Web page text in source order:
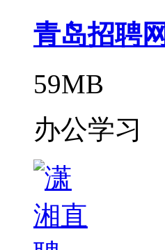
青岛招聘网
59MB
办公学习